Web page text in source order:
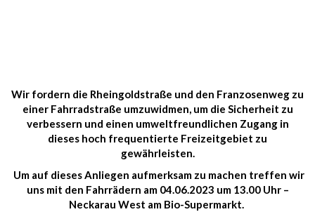
Wir fordern die Rheingoldstraße und den Franzosenweg zu
einer Fahrradstraße umzuwidmen, um die Sicherheit zu
verbessern und einen umweltfreundlichen Zugang in
dieses hoch frequentierte Freizeitgebiet zu
gewährleisten.
Um auf dieses Anliegen aufmerksam zu machen treffen wir
uns mit den Fahrrädern am 04.06.2023 um 13.00 Uhr –
Neckarau West am Bio-Supermarkt.